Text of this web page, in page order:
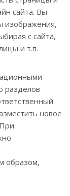
сайта. Вы
изображения,
с сайта,
и т.п.
разделов
новое
образом,